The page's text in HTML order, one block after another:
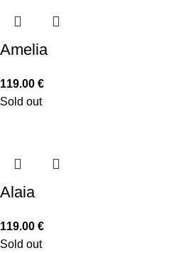
Amelia
119.00 €
Sold out
Alaia
119.00 €
Sold out